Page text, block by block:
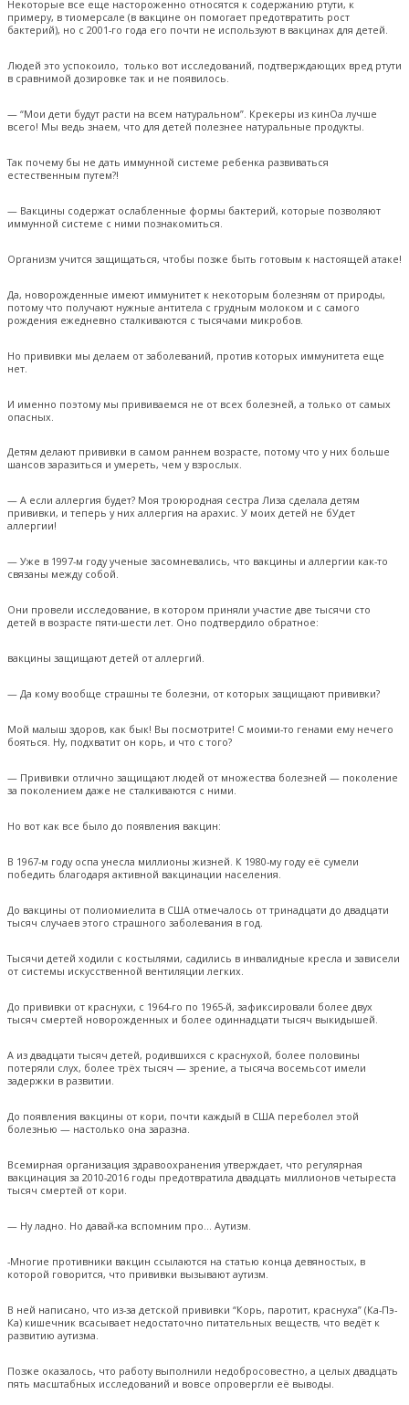
Некоторые все еще настороженно относятся к содержанию ртути, к
примеру, в тиомерсале (в вакцине он помогает предотвратить рост
бактерий), но с 2001-го года его почти не используют в вакцинах для детей.
Людей это успокоило, только вот исследований, подтверждающих вред ртути
в сравнимой дозировке так и не появилось.
— “Мои дети будут расти на всем натуральном”. Крекеры из кинОа лучше
всего! Мы ведь знаем, что для детей полезнее натуральные продукты.
Так почему бы не дать иммунной системе ребенка развиваться
естественным путем?!
— Вакцины содержат ослабленные формы бактерий, которые позволяют
иммунной системе с ними познакомиться.
Организм учится защищаться, чтобы позже быть готовым к настоящей атаке!
Да, новорожденные имеют иммунитет к некоторым болезням от природы,
потому что получают нужные антитела с грудным молоком и с самого
рождения ежедневно сталкиваются с тысячами микробов.
Но прививки мы делаем от заболеваний, против которых иммунитета еще
нет.
И именно поэтому мы прививаемся не от всех болезней, а только от самых
опасных.
Детям делают прививки в самом раннем возрасте, потому что у них больше
шансов заразиться и умереть, чем у взрослых.
— А если аллергия будет? Моя троюродная сестра Лиза сделала детям
прививки, и теперь у них аллергия на арахис. У моих детей не бУдет
аллергии!
— Уже в 1997-м году ученые засомневались, что вакцины и аллергии как-то
связаны между собой.
Они провели исследование, в котором приняли участие две тысячи сто
детей в возрасте пяти-шести лет. Оно подтвердило обратное:
вакцины защищают детей от аллергий.
— Да кому вообще страшны те болезни, от которых защищают прививки?
Мой малыш здоров, как бык! Вы посмотрите! С моими-то генами ему нечего
бояться. Ну, подхватит он корь, и что с того?
— Прививки отлично защищают людей от множества болезней — поколение
за поколением даже не сталкиваются с ними.
Но вот как все было до появления вакцин:
В 1967-м году оспа унесла миллионы жизней. К 1980-му году её сумели
победить благодаря активной вакцинации населения.
До вакцины от полиомиелита в США отмечалось от тринадцати до двадцати
тысяч случаев этого страшного заболевания в год.
Тысячи детей ходили с костылями, садились в инвалидные кресла и зависели
от системы искусственной вентиляции легких.
До прививки от краснухи, с 1964-го по 1965-й, зафиксировали более двух
тысяч смертей новорожденных и более одиннадцати тысяч выкидышей.
А из двадцати тысяч детей, родившихся с краснухой, более половины
потеряли слух, более трёх тысяч — зрение, а тысяча восемьсот имели
задержки в развитии.
До появления вакцины от кори, почти каждый в США переболел этой
болезнью — настолько она заразна.
Всемирная организация здравоохранения утверждает, что регулярная
вакцинация за 2010-2016 годы предотвратила двадцать миллионов четыреста
тысяч смертей от кори.
— Ну ладно. Но давай-ка вспомним про… Аутизм.
-Многие противники вакцин ссылаются на статью конца девяностых, в
которой говорится, что прививки вызывают аутизм.
В ней написано, что из-за детской прививки “Корь, паротит, краснуха” (Ка-Пэ-
Ка) кишечник всасывает недостаточно питательных веществ, что ведёт к
развитию аутизма.
Позже оказалось, что работу выполнили недобросовестно, а целых двадцать
пять масштабных исследований и вовсе опровергли её выводы.